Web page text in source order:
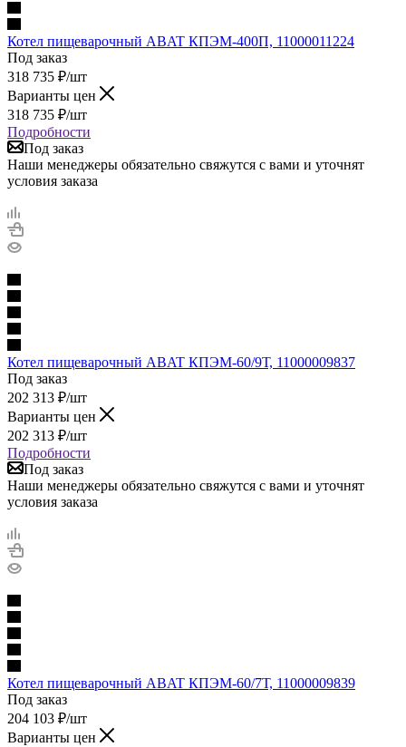
Котел пищеварочный ABAT КПЭМ-400П, 11000011224
Под заказ
318 735 ₽/шт
Варианты цен
318 735 ₽/шт
Подробности
Под заказ
Наши менеджеры обязательно свяжутся с вами и уточнят
условия заказа
Котел пищеварочный ABAT КПЭМ-60/9Т, 11000009837
Под заказ
202 313 ₽/шт
Варианты цен
202 313 ₽/шт
Подробности
Под заказ
Наши менеджеры обязательно свяжутся с вами и уточнят
условия заказа
Котел пищеварочный ABAT КПЭМ-60/7Т, 11000009839
Под заказ
204 103 ₽/шт
Варианты цен